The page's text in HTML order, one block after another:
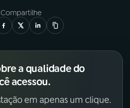
Compartilhe
a qualidade do
acessou.
em apenas um clique.